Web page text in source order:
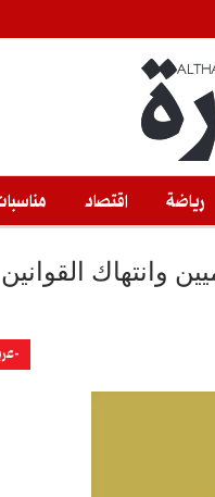
رياضة اقتصاد
وانتهاك القوانين
-